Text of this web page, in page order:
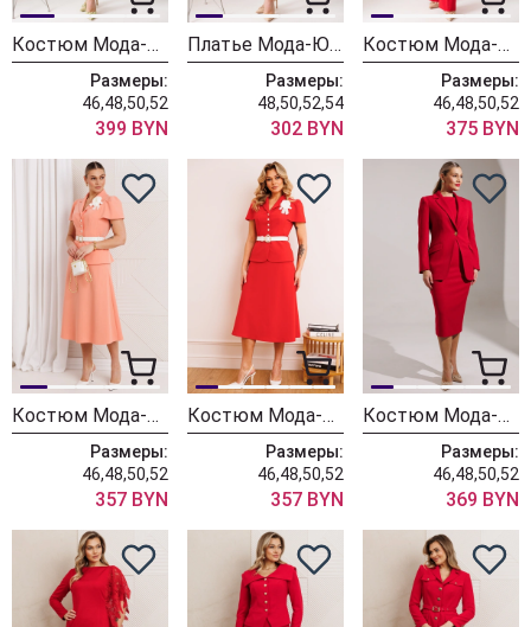
Костюм Мода-Юрс 26-2962 вишня
Размеры:
46,48,50,52
399 BYN
Платье Мода-Юрс 26-2966 красный
Размеры:
48,50,52,54
302 BYN
Костюм Мода-Юрс 26-2960 красный
Размеры:
46,48,50,52
375 BYN
Костюм Мода-Юрс 26-2892 персик
Размеры:
46,48,50,52
357 BYN
Костюм Мода-Юрс 26-2892 алый
Размеры:
46,48,50,52
357 BYN
Костюм Мода-Юрс 26-2959 красный
Размеры:
46,48,50,52
369 BYN